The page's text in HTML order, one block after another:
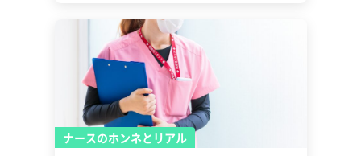
ナースのホンネとリアル